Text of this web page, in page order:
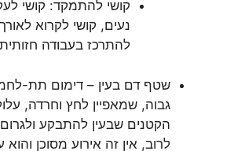
קושי להתמקד: קושי
נעים, קושי לקרוא
להתרכז בעבודה
שטף דם בעין – דימום תת-
גבוה, שמאפיין לחץ וחרדה,
הקטנים שבעין להתבקע
לרוב, אין זה אירוע מסוכן